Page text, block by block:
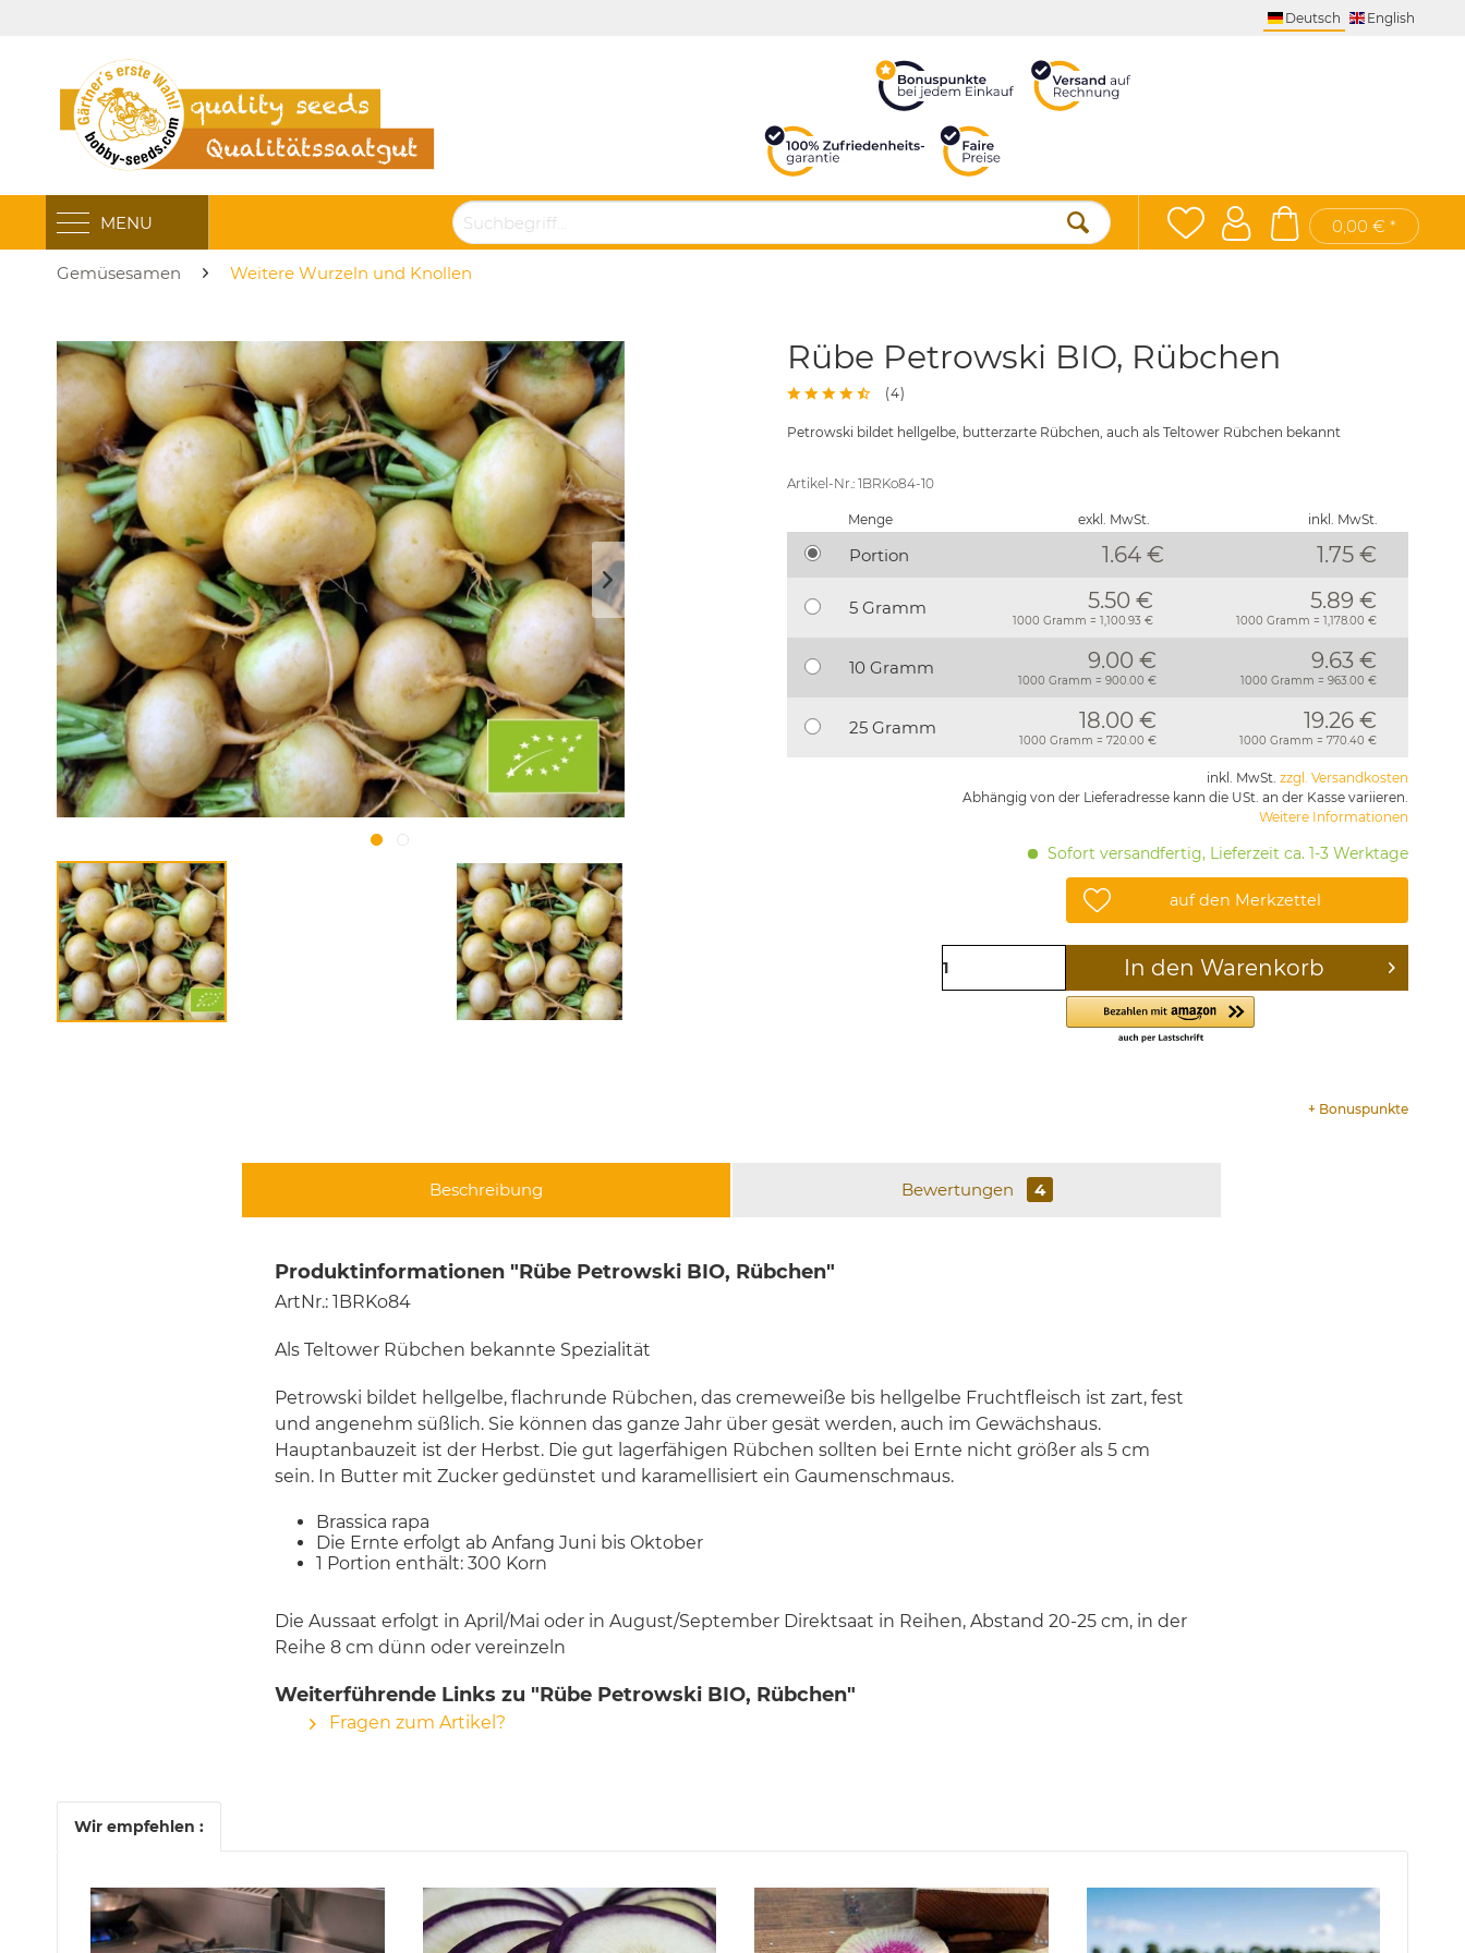
Deutsch English
MENU 0,00 € *
Gemüsesamen Weitere Wurzeln und Knollen
Rübe Petrowski BIO, Rübchen
(4)
Petrowski bildet hellgelbe, butterzarte Rübchen, auch als Teltower Rübchen bekannt
Artikel-Nr.: 1BRKo84-10
Menge exkl. MwSt. inkl. MwSt.
Portion 1.64 € 1.75€
5 Gramm 5.50 €
1000 Gramm = 1,100.93 €
5.89 €
1000 Gramm = 1,178.00 €
10 Gramm 9.00 €
1000 Gramm = 900.00 €
9.63 €
1000 Gramm = 963.00 €
25 Gramm 18.00 €
1000 Gramm = 720.00 €
19.26 €
1000 Gramm = 770.40 €
inkl. MwSt. zzgl. Versandkosten
Abhängig von der Lieferadresse kann die USt. an der Kasse variieren.
Weitere Informationen
Sofort versandfertig, Lieferzeit ca. 1-3 Werktage
auf den Merkzettel
In den Warenkorb
+ Bonuspunkte
Beschreibung Bewertungen 4
Produktinformationen "Rübe Petrowski BIO, Rübchen"
ArtNr.: 1BRKo84
Als Teltower Rübchen bekannte Spezialität
Petrowski bildet hellgelbe, flachrunde Rübchen, das cremeweiße bis hellgelbe Fruchtfleisch ist zart, fest
und angenehm süßlich. Sie können das ganze Jahr über gesät werden, auch im Gewächshaus.
Hauptanbauzeit ist der Herbst. Die gut lagerfähigen Rübchen sollten bei Ernte nicht größer als 5 cm
sein. In Butter mit Zucker gedünstet und karamellisiert ein Gaumenschmaus.
Brassica rapa
Die Ernte erfolgt ab Anfang Juni bis Oktober
1 Portion enthält: 300 Korn
Die Aussaat erfolgt in April/Mai oder in August/September Direktsaat in Reihen, Abstand 20-25 cm, in der
Reihe 8 cm dünn oder vereinzeln
Weiterführende Links zu "Rübe Petrowski BIO, Rübchen"
Fragen zum Artikel?
Wir empfehlen :